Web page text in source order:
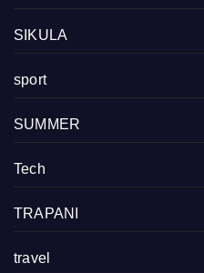
SIKULA
sport
SUMMER
Tech
TRAPANI
travel